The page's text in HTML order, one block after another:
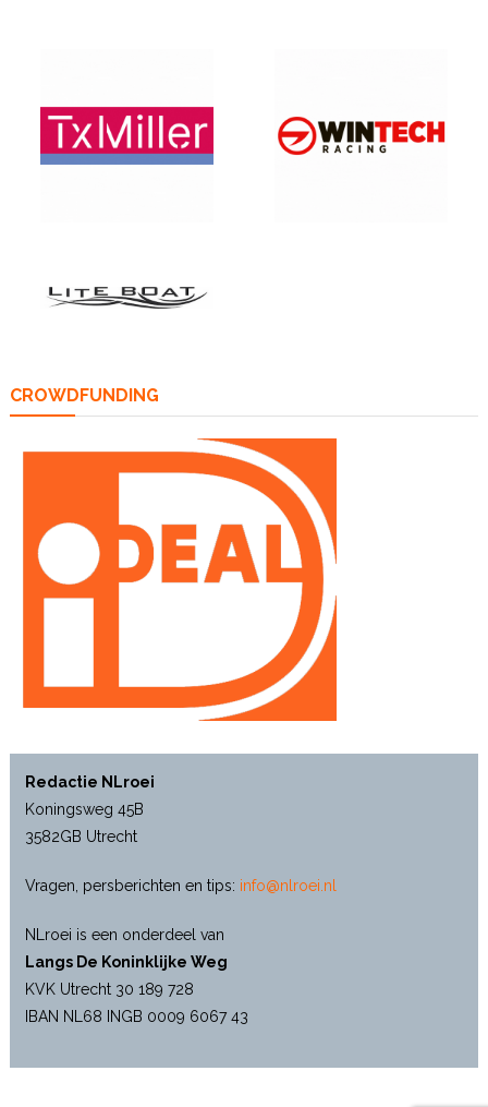
CROWDFUNDING
Redactie NLroei
Koningsweg 45B
3582GB Utrecht
Vragen, persberichten en tips: info@nlroei.nl
NLroei is een onderdeel van
Langs De Koninklijke Weg
KVK Utrecht 30 189 728
IBAN NL68 INGB 0009 6067 43